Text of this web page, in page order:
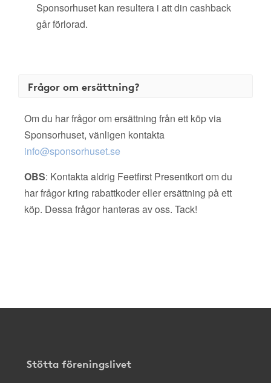
Sponsorhuset kan resultera i att din cashback
går förlorad.
Frågor om ersättning?
Om du har frågor om ersättning från ett köp via
Sponsorhuset, vänligen kontakta
info@sponsorhuset.se
OBS: Kontakta aldrig Feetfirst Presentkort om du
har frågor kring rabattkoder eller ersättning på ett
köp. Dessa frågor hanteras av oss. Tack!
Stötta föreningslivet